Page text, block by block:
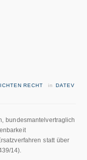
RECHT inDATEV
bundesmantelvertraglich
statt über
14).